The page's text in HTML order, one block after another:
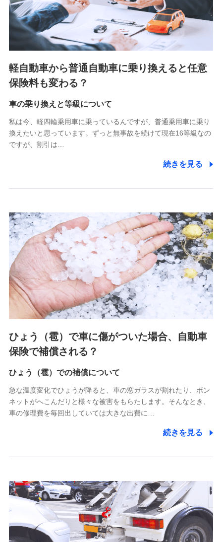
SBIペット少額短期保険株式会社 (https://www.sbipet-
ssi.co.jp/)
SBIリスタ少額短期保険会社
(https://www.jishin.co.jp/)
スマートプラス少額短期保険株式会社
チューリッヒ少額短期保険株式会社
(https://www.zurichssi.co.jp/)
(https://www.tokiomarine-x.co.jp/)
(https://pshoken.co.jp/)
リトルファミリー少額短期保険株式会社
(https://www.littlefamily-ssi.com/)
郵便、電話、およびＥメール等により、当社と取引のあるも
た維持管理等の委託業務遂行のため、またそれらに付帯、関
連する当社および提携会社のサービスを案内、提供するため
（なお、当社は複数の保険会社と取引があり、取得した個人
情報を取引のある他の保険会社の商品・サービスをご提案す
るために利用させていただくことがあります。）
上記に係る連絡・手続き・管理等付帯業務を行うため
3.セミナー募集サイトから取得した個人情報
各種セミナーの案内、開催のため
上記に係る連絡・手続き・管理等付帯業務を行うため
4.家族・友達紹介にて取得した個人情報
被紹介者への連絡、及び当社と取引のあるもしくは委託を受
けている保険会社・提携会社の保険その他に関する情報を提
供し、金融商品等の契約を勧奨するため
アンケートやキャンペーン等の実施のため
上記に係る連絡・手続き・管理等付帯業務を行うため
5.通話録音にて取得する情報
7.社員（従業者）の個人情報
人事･勤怠･健康・労務等の管理、給与支給、福利厚生・採用
退職関連処理等の各種手続きのため、当社と従業員または従
業員同士の連絡のため
軽自動車から普通自動車に乗り換えると任意
保険料も変わる？
車の乗り換えと等級について
私は今、軽四輪乗用車に乗っているんですが、普通乗用車に乗り
換えたいと思っています。ずっと無事故を続けて現在16等級なの
ですが、割引は…
続きを見る
ひょう（雹）で車に傷がついた場合、自動車
保険で補償される？
ひょう（雹）での補償について
急な温度変化でひょうが降ると、車の窓ガラスが割れたり、ボン
ネットがへこんだりと様々な被害をもらたします。そんなとき、
車の修理費を毎回出していては大きな出費に…
続きを見る